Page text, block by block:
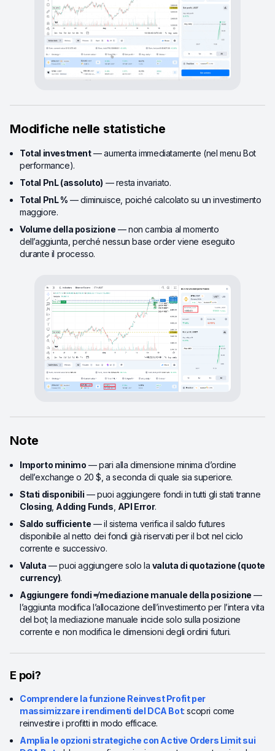
Modifiche nelle statistiche
Total investment— aumenta immediatamente (nel menu Bot
performance).
Total PnL (assoluto) — resta invariato.
Total PnL % — diminuisce, poiché calcolato su un investimento
maggiore.
Volume della posizione — non cambia al momento
dell’aggiunta, perché nessun base order viene eseguito
durante il processo.
Note
Importo minimo — pari alla dimensione minima d’ordine
dell’exchange o 20 $, a seconda di quale sia superiore.
Stati disponibili — puoi aggiungere fondi in tutti gli stati tranne
Closing, Adding Funds, API Error.
Saldo sufficiente — il sistema verifica il saldo futures
disponibile al netto dei fondi già riservati per il bot nel ciclo
corrente e successivo.
Valuta — puoi aggiungere solo la valuta di quotazione (quote
currency).
Aggiungere fondi ≠ mediazione manuale della posizione —
l’aggiunta modifica l’allocazione dell’investimento per l’intera vita
del bot; la mediazione manuale incide solo sulla posizione
corrente e non modifica le dimensioni degli ordini futuri.
E poi?
Comprendere la funzione Reinvest Profit per
massimizzare i rendimenti del DCA Bot: scopri come
reinvestire i profitti in modo efficace.
Amplia le opzioni strategiche con Active Orders Limit sui